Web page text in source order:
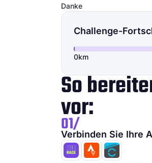
Danke
Challenge-
0km
So
vor:
01/
Verbinden Sie Ihre